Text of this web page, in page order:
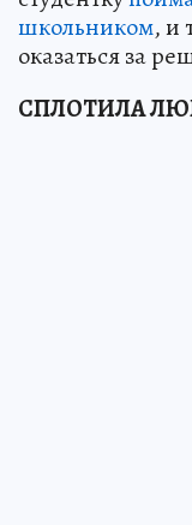
школьником, и
оказаться за
СПЛОТИЛА